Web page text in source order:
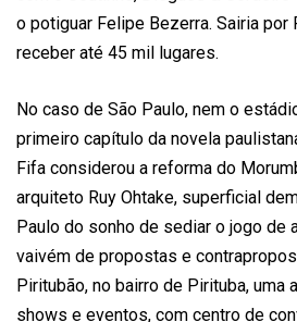
o potiguar Felipe Bezerra. Sairia por
receber até 45 mil lugares.
No caso de São Paulo, nem o
primeiro capítulo da novela
Fifa considerou a reforma do
arquiteto Ruy Ohtake, superficial
Paulo do sonho de sediar o jogo de
vaivém de propostas e
Piritubão, no bairro de Pirituba, uma
shows e eventos, com centro de